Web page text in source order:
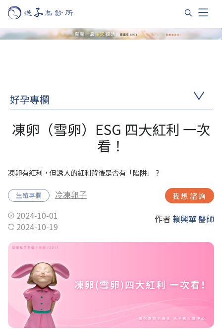
好孕專欄
凍卵（雪卵）ESG 四大紅利 一次
看！
凍卵有紅利，但誘人的紅利背後是否有「陷阱」？
生殖專欄 冷凍卵子 我想諮詢
2024-10-01
2024-10-19
作者 賴興華 醫師